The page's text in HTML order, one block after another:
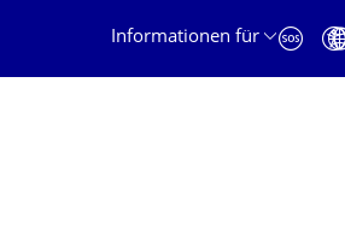
Informationen für